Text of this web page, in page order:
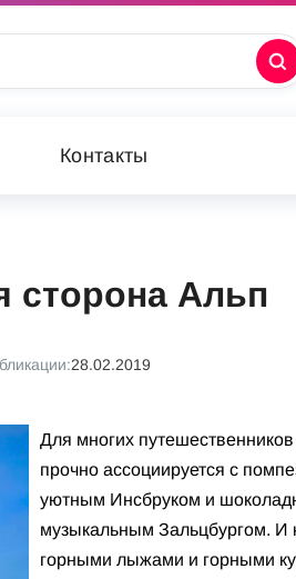
Контакты
сторона Альп
28.02.2019
Для многих
прочно ассоциируется с
уютным Инсбруком и
музыкальным Зальцбургом. И
горными лыжами и горными